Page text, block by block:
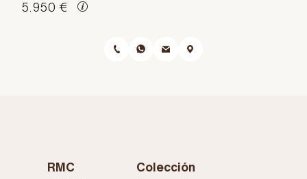
5.950 €
RMC
Colección